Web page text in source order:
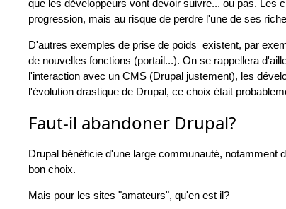
que les développeurs vont devoir suivre... ou pas. Les
progression, mais au risque de perdre l'une de ses
D'autres exemples de prise de poids existent, par
de nouvelles fonctions (portail...). On se rappellera
l'interaction avec un CMS (Drupal justement), les
l'évolution drastique de Drupal, ce choix était
Faut-il abandoner Drupal?
Drupal bénéficie d'une large communauté, notamment
bon choix.
Mais pour les sites "amateurs", qu'en est il?